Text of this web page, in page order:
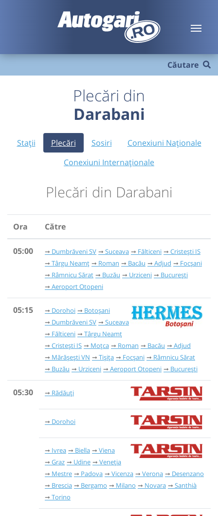
Căutare
Plecări din
Darabani
Stații Plecări Sosiri
Conexiuni Naționale
Conexiuni Internaționale
Plecări din Darabani
Ora Către
05:00 Dumbrăveni SV Suceava Fălticeni
Cristești IS
Târgu Neamț
Roman Bacău Adjud
Focșani
Râmnicu Sărat
Buzău Urziceni
București
Aeroport Otopeni
05:15 Dorohoi
Botoșani
Dumbrăveni SV
Suceava
Fălticeni
Târgu Neamț
Cristești IS
Moțca Roman Bacău
Adjud
Mărășești VN
Tișița Focșani
Râmnicu Sărat
Buzău
Urziceni Aeroport Otopeni București
05:30 Rădăuți
Dorohoi
Ivrea Biella
Viena
Graz
Udine
Veneția
Mestre
Padova Vicenza Verona
Desenzano
Brescia
Bergamo Milano Novara
Santhià
Torino